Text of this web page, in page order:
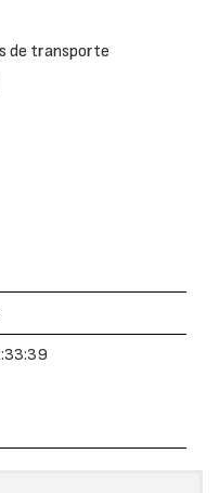
de transporte